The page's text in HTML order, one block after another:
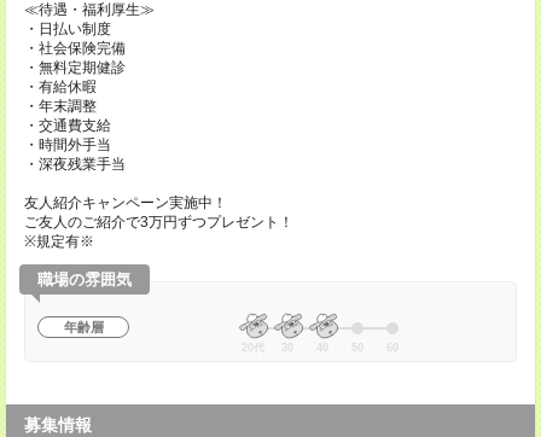
≪待遇・福利厚生≫
・日払い制度
・社会保険完備
・無料定期健診
・有給休暇
・年末調整
・交通費支給
・時間外手当
・深夜残業手当
友人紹介キャンペーン実施中！
ご友人のご紹介で3万円ずつプレゼント！
※規定有※
職場の雰囲気
年齢層
20代 30 40 50 60
募集情報